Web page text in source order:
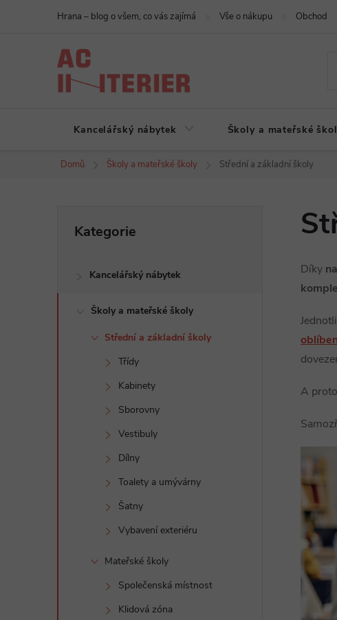
Hrana – blog o všem, co vás zajímá Vše o nákupu Obchodní
Kancelářský nábytek Školy a mateřské
Domů Školy a mateřské školy Střední a základní školy
s
kategorie
Kategorie
Kancelářský nábytek
Školy a mateřské školy
Střední a základní školy
Třídy
Kabinety
Sborovny
Vestibuly
Dílny
Toalety a umývárny
Šatny
Vybavení exteriéru
Mateřské školy
Společenská místnost
Klidová zóna
Díky
A